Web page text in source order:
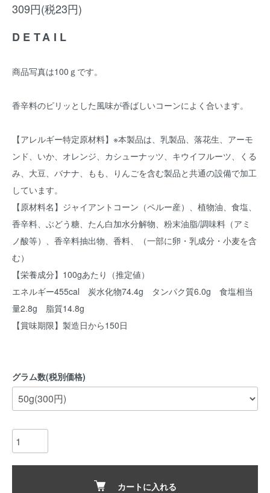
309円(税23円)
DETAIL
商品写真は100ｇです。
香辛料のピリッとした風味が香ばしいコーンによく合います。
【アレルギー特定原材料】※本製品は、乳製品、落花生、アーモ
ンド、いか、オレンジ、カシューナッツ、キウイフルーツ、くる
み、大豆、バナナ、もも、りんごを含む製品と共通の設備で加工
しています。
【原材料名】ジャイアントコーン（ペルー産）、植物油、食塩、
香辛料、ぶどう糖、たん白加水分解物、粉末油脂/調味料（アミ
ノ酸等）、香辛料抽出物、香料、（一部に卵・乳成分・小麦を含
む）
【栄養成分】100gあたり（推定値）
エネルギー455cal 炭水化物74.4g タンパク質6.0g 食塩相当
量2.8g 脂質14.8g
【賞味期限】製造日から150日
グラム数(税別価格)
カートに入れる